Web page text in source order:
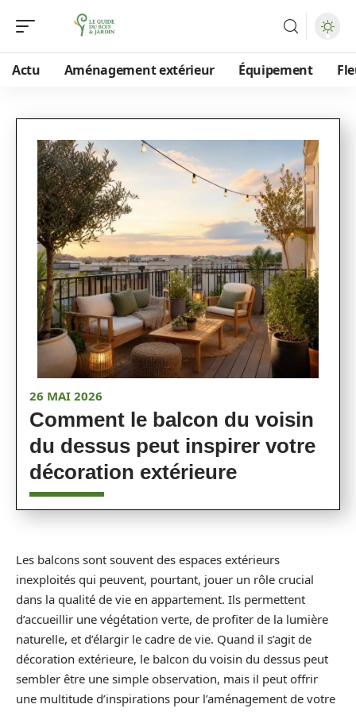
Actu Aménagement extérieur Équipement
26 MAI 2026
Comment le balcon du voisin
du dessus peut inspirer votre
décoration extérieure
Les balcons sont souvent des espaces extérieurs
inexploités qui peuvent, pourtant, jouer un rôle crucial
dans la qualité de vie en appartement. Ils permettent
d’accueillir une végétation verte, de profiter de la lumière
naturelle, et d’élargir le cadre de vie. Quand il s’agit de
décoration extérieure, le balcon du voisin du dessus peut
sembler être une simple observation, mais il peut offrir
une multitude d’inspirations pour l’aménagement de votre